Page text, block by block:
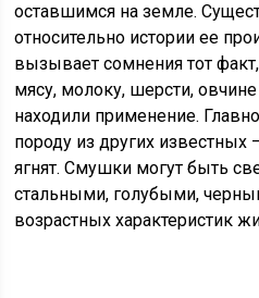
оставшимся на земле.
относительно истории ее
вызывает сомнения тот
мясу, молоку, шерсти,
находили применение.
породу из других
ягнят. Смушки могут быть
стальными, голубыми,
возрастных характеристик